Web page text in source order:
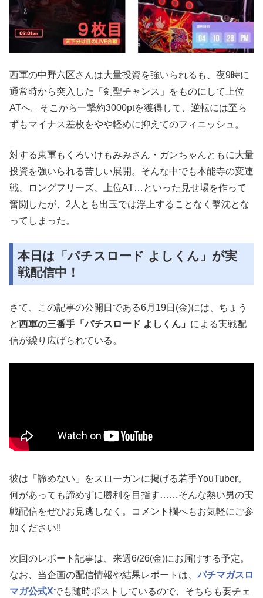
西軍の中野六区さんは大量投資を強いられるも、夜9時に
通常時から突入した「剣聖チャンス」をものにして上位
ATへ。そこから一撃約3000ptを獲得して、逆転には至ら
ずもマイナス差枚をやや軽めに抑えてのフィニッシュ。
対する東軍もくろいけもみみさん・ガンちゃんともに大量
投資を強いられる苦しい展開。そんな中でも本能寺の変連
戦、ロングフリーズ、上位AT…といった見せ場を作って
奮闘したが、2人とも出玉では浮上することなく撃沈とな
ってしまった。
本日は「パチスロード よしくん」が実
戦配信中！
さて、この記事の公開日である6月19日(金)には、ちょう
ど西軍の三番手「パチスロード よしくん」 による実戦配
信が繰り広げられている。
彼は「諦めない」をスローガンに掲げる若手YouTuber。
何があっても諦めずに勝利を目指す……そんな熱い男の実
戦配信をぜひお見逃しなく。コメント欄へもお気軽にご参
加ください!!
次回のレポート記事は、来週6/26(金)にお届けする予定。
なお、当企画の配信情報や結果レポートは、 パチマガスロ
マガ公式Xでも随時ポストしているので、そちらも要チェ